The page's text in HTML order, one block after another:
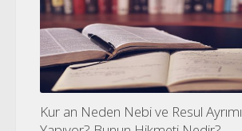
Kur an Neden Nebi ve Resul Ayrımı